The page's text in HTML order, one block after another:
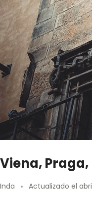
Viena,
Inda Actualizado el